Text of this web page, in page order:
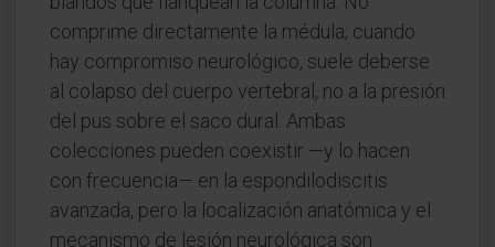
comprime directamente la médula; cuando
hay compromiso neurológico, suele deberse
al colapso del cuerpo vertebral, no a la presión
del pus sobre el saco dural. Ambas
colecciones pueden coexistir —y lo hacen
con frecuencia— en la espondilodiscitis
avanzada, pero la localización anatómica y el
mecanismo de lesión neurológica son